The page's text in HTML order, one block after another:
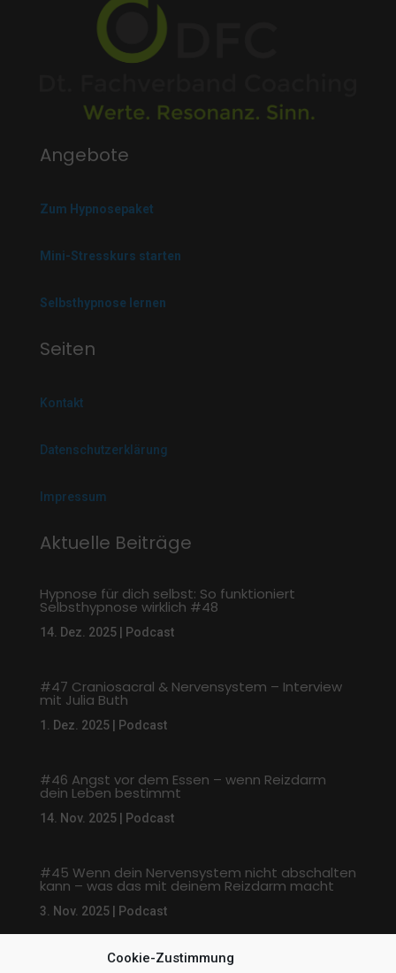
Cookie-Zustimmung
Angebote
Zum Hypnosepaket
Mini-Stresskurs starten
Selbsthypnose lernen
Seiten
Kontakt
Datenschutzerklärung
Impressum
Aktuelle Beiträge
Hypnose für dich selbst: So funktioniert
Selbsthypnose wirklich #48
14. Dez. 2025| Podcast
#47 Craniosacral & Nervensystem – Interview
mit Julia Buth
1. Dez. 2025| Podcast
#46 Angst vor dem Essen – wenn Reizdarm
dein Leben bestimmt
14. Nov. 2025| Podcast
#45 Wenn dein Nervensystem nicht abschalten
kann – was das mit deinem Reizdarm macht
3. Nov. 2025| Podcast